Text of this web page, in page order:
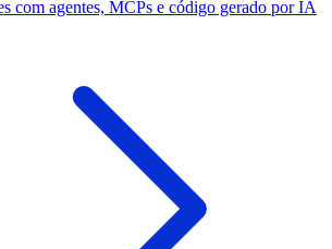
com agentes, MCPs e código gerado por IA